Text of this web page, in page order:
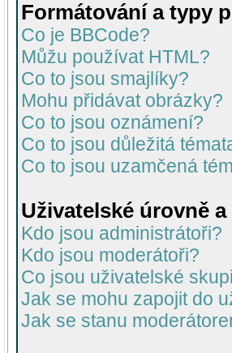
Formátování a typy
Co je BBCode?
Můžu používat HTML?
Co to jsou smajlíky?
Mohu přidávat obrázky?
Co to jsou oznámení?
Co to jsou důležitá
Co to jsou uzamčená
Uživatelské úrovně
Kdo jsou administrátoři?
Kdo jsou moderátoři?
Co jsou uživatelské
Jak se mohu zapojit do
Jak se stanu